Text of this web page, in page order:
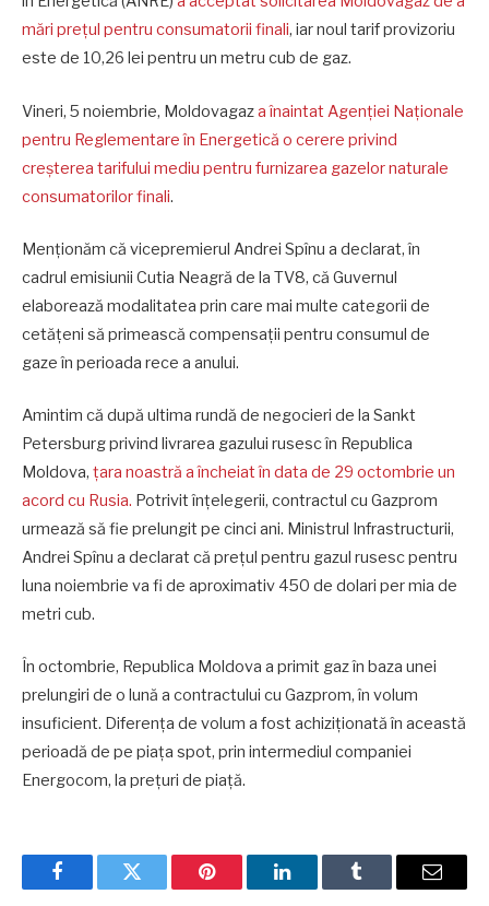
mări prețul pentru consumatorii finali, iar noul tarif provizoriu
este de 10,26 lei pentru un metru cub de gaz.
Vineri, 5 noiembrie, Moldovagaza înaintat Agenției Naționale
pentru Reglementare în Energetică o cerere privind
creșterea tarifului mediu pentru furnizarea gazelor naturale
consumatorilor finali.
Menționăm că vicepremierul Andrei Spînu a declarat, în
cadrul emisiunii Cutia Neagră de la TV8, că Guvernul
elaborează modalitatea prin care mai multe categorii de
cetățeni să primească compensații pentru consumul de
gaze în perioada rece a anului.
Amintim că după ultima rundă de negocieri de la Sankt
Petersburg privind livrarea gazului rusesc în Republica
Moldova, țara noastră a încheiat în data de 29 octombrie un
acord cu Rusia. Potrivit înțelegerii, contractul cu Gazprom
urmează să fie prelungit pe cinci ani. Ministrul Infrastructurii,
Andrei Spînu a declarat că prețul pentru gazul rusesc pentru
luna noiembrie va fi de aproximativ 450 de dolari per mia de
metri cub.
În octombrie, Republica Moldova a primit gaz în baza unei
prelungiri de o lună a contractului cu Gazprom, în volum
insuficient. Diferența de volum a fost achiziționată în această
perioadă de pe piața spot, prin intermediul companiei
Energocom, la prețuri de piață.
FacebookTwitter Pinterest LinkedInTumblr Email